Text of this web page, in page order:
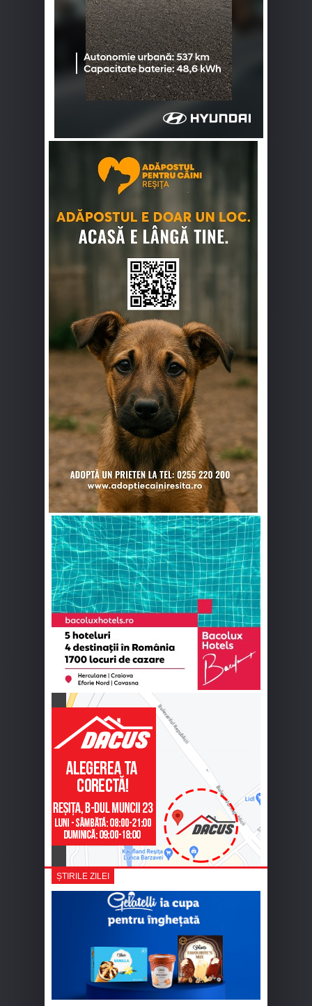
ȘTIRILE ZILEI